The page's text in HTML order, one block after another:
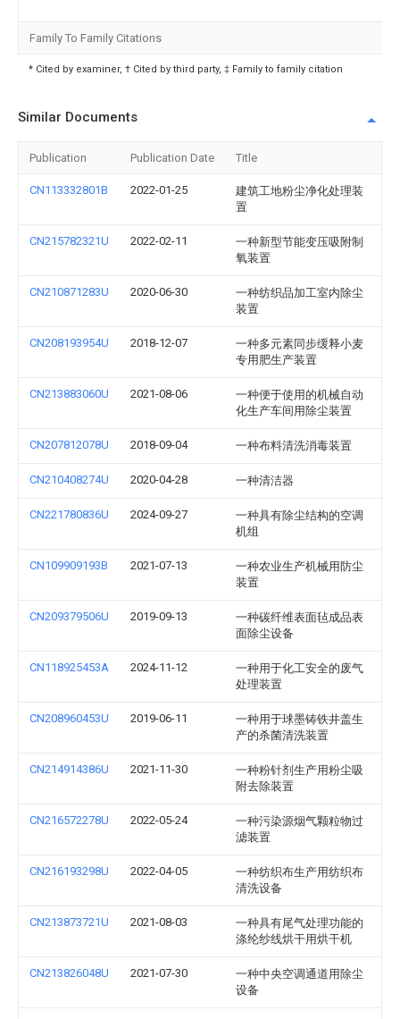
Family To Family Citations
* Cited by examiner, † Cited by third party, ‡ Family to family citation
Similar Documents
Publication Publication Date Title
CN113332801B 2022-01-25
建筑工地粉尘净化处理装
置
CN215782321U 2022-02-11
一种新型节能变压吸附制
氧装置
CN210871283U 2020-06-30
一种纺织品加工室内除尘
装置
CN208193954U 2018-12-07
一种多元素同步缓释小麦
专用肥生产装置
CN213883060U 2021-08-06
一种便于使用的机械自动
化生产车间用除尘装置
CN207812078U 2018-09-04 一种布料清洗消毒装置
CN210408274U 2020-04-28 一种清洁器
CN221780836U 2024-09-27
一种具有除尘结构的空调
机组
CN109909193B 2021-07-13
一种农业生产机械用防尘
装置
CN209379506U 2019-09-13
一种碳纤维表面毡成品表
面除尘设备
CN118925453A 2024-11-12
一种用于化工安全的废气
处理装置
CN208960453U 2019-06-11
一种用于球墨铸铁井盖生
产的杀菌清洗装置
CN214914386U 2021-11-30
一种粉针剂生产用粉尘吸
附去除装置
CN216572278U 2022-05-24
一种污染源烟气颗粒物过
滤装置
CN216193298U 2022-04-05
一种纺织布生产用纺织布
清洗设备
CN213873721U 2021-08-03
一种具有尾气处理功能的
涤纶纱线烘干用烘干机
CN213826048U 2021-07-30
一种中央空调通道用除尘
设备